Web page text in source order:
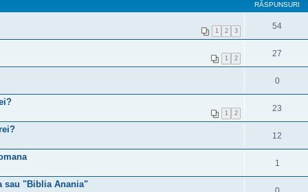
RĂSPUNSURI
1 2 3 54
1 2 27
0
1 2 23
12
1
sau "Biblia Anania"